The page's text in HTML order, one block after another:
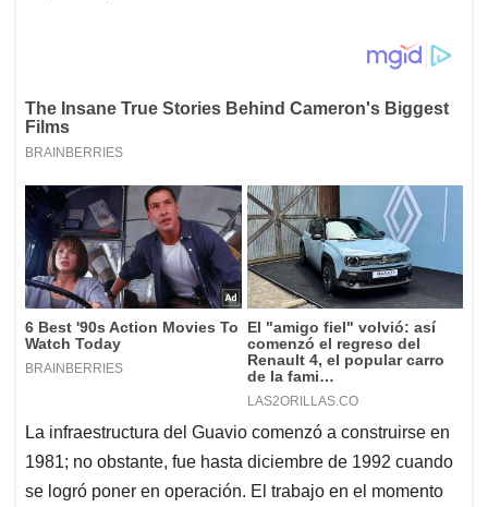
La infraestructura del Guavio comenzó a construirse en
1981; no obstante, fue hasta diciembre de 1992 cuando
se logró poner en operación. El trabajo en el momento